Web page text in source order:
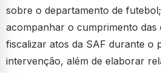
sobre o departamento de
acompanhar o cumprimento das
fiscalizar atos da SAF durante o
intervenção, além de elaborar